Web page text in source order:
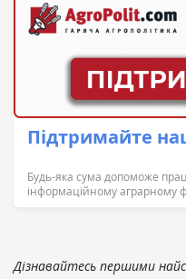
Підтримайте
Будь-яка сума допоможе
інформаційному аграрному
Дізнавайтесь першими